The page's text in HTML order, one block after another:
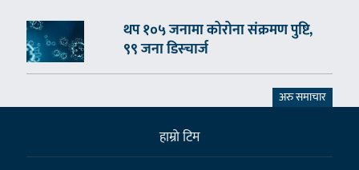
थप १०५ जनामा कोरोना संक्रमण पुष्टि,
९९ जना डिस्चार्ज
अरु समाचार
हाम्राे टिम